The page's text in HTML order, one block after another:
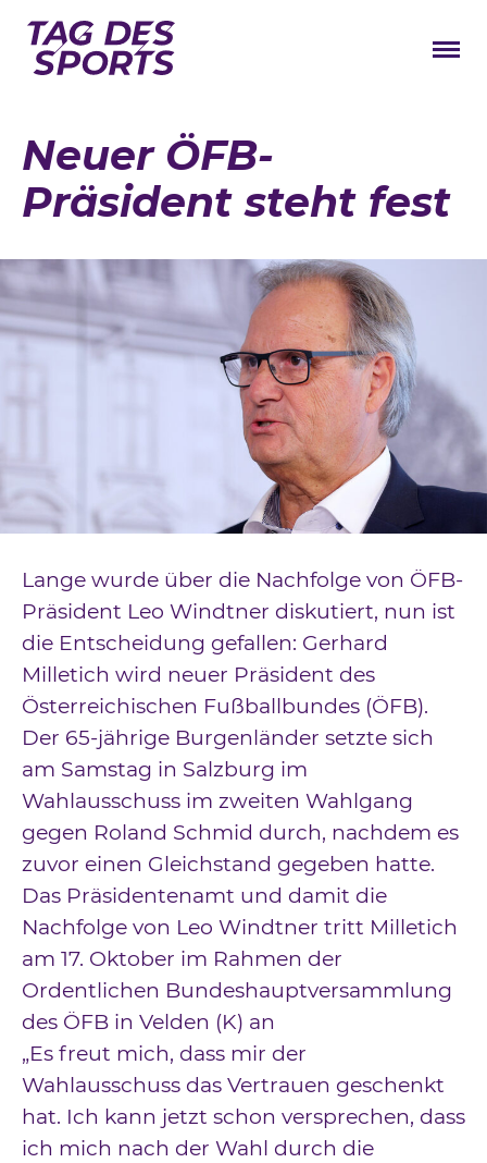
Stars
Lageplan
Galerie
Verbände
Barrierefreiheit
Downloads
Impressum
Datenschutz
Neuer ÖFB-
Präsident steht fest
Lange wurde über die Nachfolge von ÖFB-
Präsident Leo Windtner diskutiert, nun ist
die Entscheidung gefallen: Gerhard
Milletich wird neuer Präsident des
Österreichischen Fußballbundes (ÖFB).
Der 65-jährige Burgenländer setzte sich
am Samstag in Salzburg im
Wahlausschuss im zweiten Wahlgang
gegen Roland Schmid durch, nachdem es
zuvor einen Gleichstand gegeben hatte.
Das Präsidentenamt und damit die
Nachfolge von Leo Windtner tritt Milletich
am 17. Oktober im Rahmen der
Ordentlichen Bundeshauptversammlung
des ÖFB in Velden (K) an
„Es freut mich, dass mir der
Wahlausschuss das Vertrauen geschenkt
hat. Ich kann jetzt schon versprechen, dass
ich mich nach der Wahl durch die